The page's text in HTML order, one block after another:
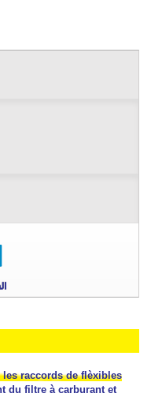
les raccords de flèxibles
du filtre à carburant et